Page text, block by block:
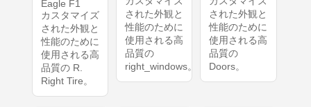
Eagle F1
カスタマイズ
された外観と
性能のために
使用される高
品質の R.
Right Tire。
された外観と
性能のために
使用される高
品質の
right_windows。
された外観と
性能のために
使用される高
品質の
Doors。